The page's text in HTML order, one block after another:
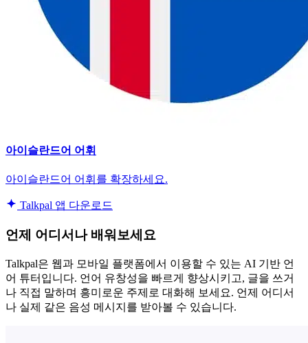
아이슬란드어 어휘
아이슬란드어 어휘를 확장하세요.
Talkpal 앱 다운로드
언제 어디서나 배워보세요
Talkpal은 웹과 모바일 플랫폼에서 이용할 수 있는 AI 기반 언
어 튜터입니다. 언어 유창성을 빠르게 향상시키고, 글을 쓰거
나 직접 말하며 흥미로운 주제로 대화해 보세요. 언제 어디서
나 실제 같은 음성 메시지를 받아볼 수 있습니다.